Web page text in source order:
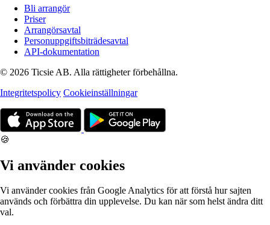
Bli arrangör
Priser
Arrangörsavtal
Personuppgiftsbiträdesavtal
API-dokumentation
© 2026 Ticsie AB. Alla rättigheter förbehållna.
Integritetspolicy Cookieinställningar
🍪
Vi använder cookies
Vi använder cookies från Google Analytics för att förstå hur sajten
används och förbättra din upplevelse. Du kan när som helst ändra ditt
val.